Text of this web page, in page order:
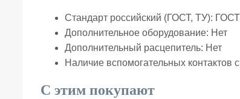
Стандарт российский (ГОСТ, ТУ):
Дополнительное оборудование: Нет
Дополнительный расцепитель: Нет
Наличие вспомогательных контактов
С этим покупают